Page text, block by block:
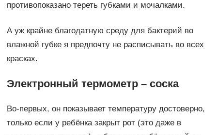
противопоказано тереть губками и мочалками.
А уж крайне благодатную среду для бактерий во
влажной губке я предпочту не расписывать во всех
красках.
Электронный термометр – соска
Во-первых, он показывает температуру достоверно,
только если у ребёнка закрыт рот (это даже в